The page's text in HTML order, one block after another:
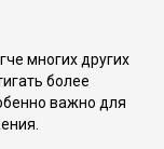
многих других
более
важно для